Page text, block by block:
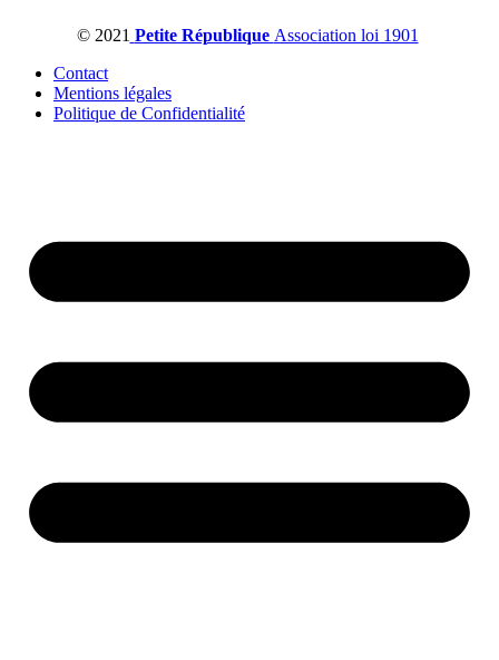
© 2021 Petite République Association loi 1901
Contact
Mentions légales
Politique de Confidentialité